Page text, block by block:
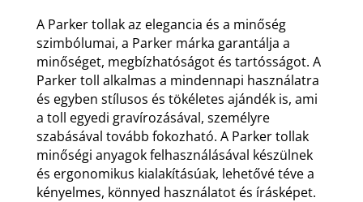
A Parker tollak az elegancia és a minőség
szimbólumai, a Parker márka garantálja a
minőséget, megbízhatóságot és tartósságot. A
Parker toll alkalmas a mindennapi használatra
és egyben stílusos és tökéletes ajándék is, ami
a toll egyedi gravírozásával, személyre
szabásával tovább fokozható. A Parker tollak
minőségi anyagok felhasználásával készülnek
és ergonomikus kialakításúak, lehetővé téve a
kényelmes, könnyed használatot és írásképet.